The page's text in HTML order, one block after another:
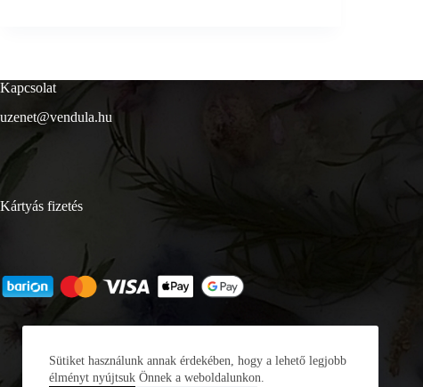
Sütiket használunk annak érdekében, hogy a lehető legjobb
élményt nyújtsuk Önnek a weboldalunkon.
Kapcsolat
uzenet@vendula.hu
Kártyás fizetés